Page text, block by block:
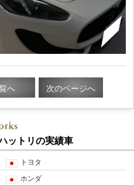
へ 次のページへ
ットリの実績車
トヨタ
ホンダ